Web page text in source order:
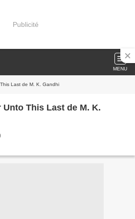
Publicité
MENU
Last de M. K. Gandhi
This Last de M. K.